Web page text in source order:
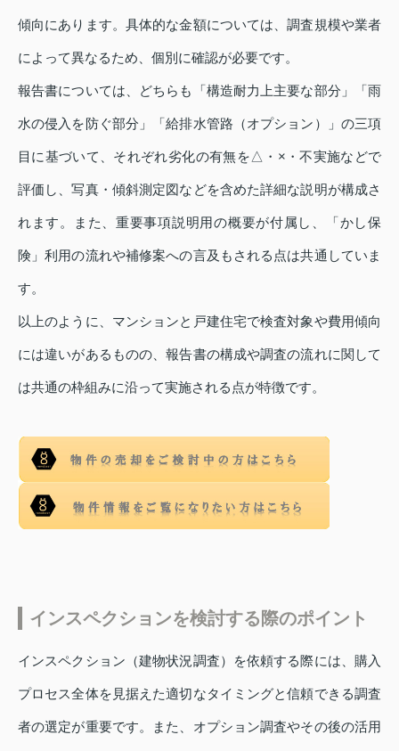
傾向にあります。具体的な金額については、調査規模や業者
によって異なるため、個別に確認が必要です。
報告書については、どちらも「構造耐力上主要な部分」「雨
水の侵入を防ぐ部分」「給排水管路（オプション）」の三項
目に基づいて、それぞれ劣化の有無を△・×・不実施などで
評価し、写真・傾斜測定図などを含めた詳細な説明が構成さ
れます。また、重要事項説明用の概要が付属し、「かし保
険」利用の流れや補修案への言及もされる点は共通していま
す。
以上のように、マンションと戸建住宅で検査対象や費用傾向
には違いがあるものの、報告書の構成や調査の流れに関して
は共通の枠組みに沿って実施される点が特徴です。
インスペクションを検討する際のポイント
インスペクション（建物状況調査）を依頼する際には、購入
プロセス全体を見据えた適切なタイミングと信頼できる調査
者の選定が重要です。また、オプション調査やその後の活用